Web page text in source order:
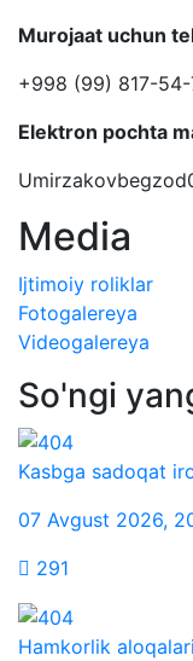
Murojaat uchun
+998 (99) 817-54-
Elektron pochta
Media
Ijtimoiy roliklar
Fotogalereya
Videogalereya
So'ngi
Kasbga sadoqat
07 Avgust 2026,
291
Hamkorlik